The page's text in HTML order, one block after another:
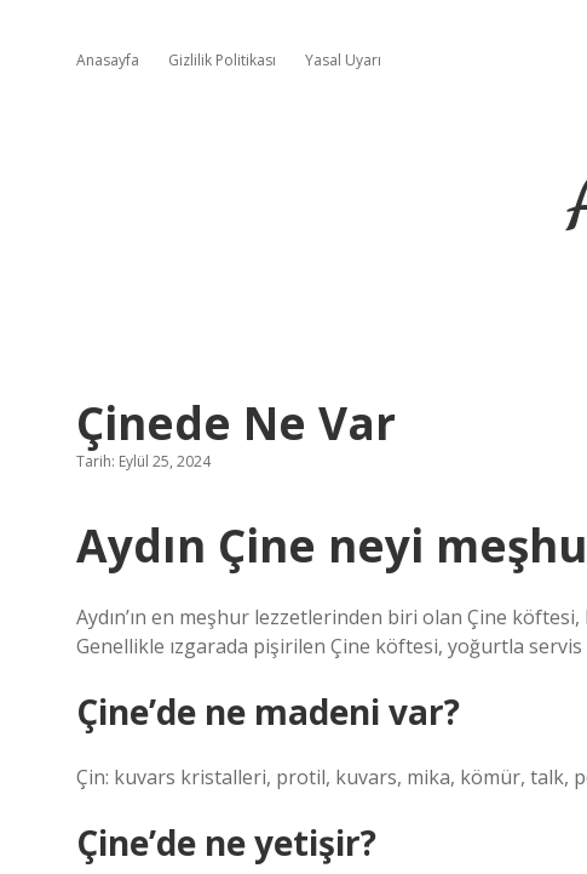
Anasayfa Gizlilik Politikası Yasal Uyarı
Çinede Ne Var
Tarih: Eylül 25, 2024
Aydın Çine neyi
Aydın’ın en meşhur lezzetlerinden biri olan Çine köftesi,
Genellikle ızgarada pişirilen Çine köftesi, yoğurtla servis
Çine’de ne madeni var?
Çin: kuvars kristalleri, protil, kuvars, mika, kömür, talk,
Çine’de ne yetişir?